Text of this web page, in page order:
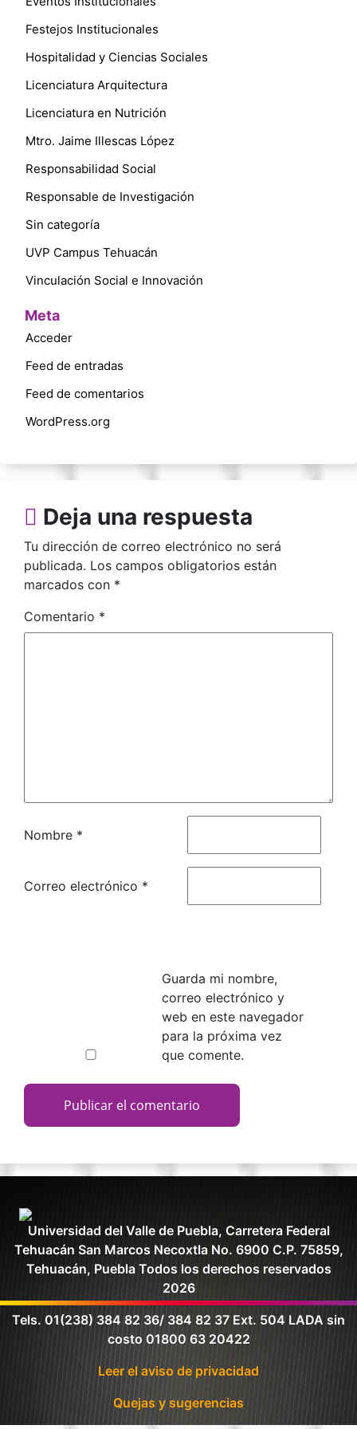
Festejos Institucionales
Hospitalidad y Ciencias Sociales
Licenciatura Arquitectura
Licenciatura en Nutrición
Mtro. Jaime Illescas López
Responsabilidad Social
Responsable de Investigación
Sin categoría
UVP Campus Tehuacán
Vinculación Social e Innovación
Meta
Acceder
Feed de entradas
Feed de comentarios
WordPress.org
Deja una respuesta
Tu dirección de correo electrónico no será
publicada. Los campos obligatorios están
marcados con *
Comentario *
Nombre *
Correo electrónico *
Guarda mi nombre,
correo electrónico y
web en este navegador
para la próxima vez
que comente.
Universidad del Valle de Puebla, Carretera Federal
Tehuacán San Marcos Necoxtla No. 6900 C.P. 75859,
Tehuacán, Puebla Todos los derechos reservados
2026
Tels. 01(238) 384 82 36/ 384 82 37 Ext. 504 LADA sin
costo 01800 63 20422
Leer el aviso de privacidad
Quejas y sugerencias